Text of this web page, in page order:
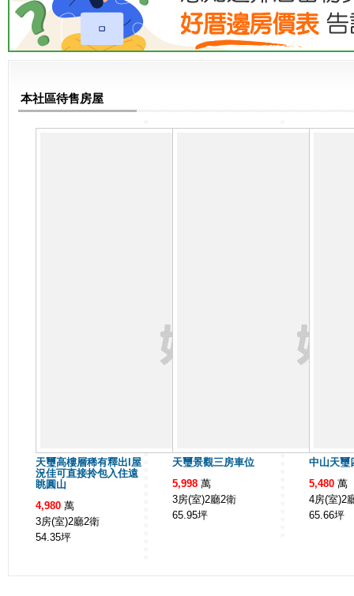
本社區待售房屋
天璽高樓層稀有釋出l屋
況佳可直接拎包入住遠
眺圓山
4,980 萬
3房(室)2廳2衛
54.35坪
天璽景觀三房車位
5,998 萬
3房(室)2廳2衛
65.95坪
中山天璽
5,480 萬
4房(室)2
65.66坪